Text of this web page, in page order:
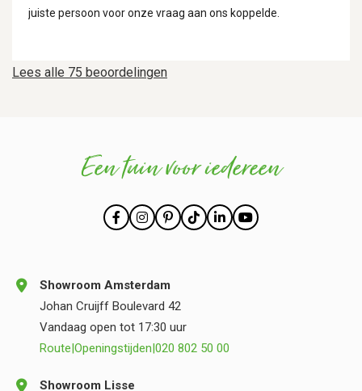
Lees alle 75 beoordelingen
juiste persoon voor onze vraag aan ons koppelde.
Een tuin voor iedereen
Showroom Amsterdam
Johan Cruijff Boulevard 42
Vandaag open tot 17:30 uur
Route Openingstijden 020 802 50 00
Showroom Lisse